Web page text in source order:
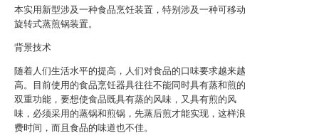
本实用新型涉及一种食品烹饪装置，特别涉及一种可移动
旋转式蒸煎锅装置。
背景技术
随着人们生活水平的提高，人们对食品的口味要求越来越
高。目前使用的食品烹饪器具往往不能同时具有蒸和煎的
双重功能，要想使食品既具有蒸的风味，又具有煎的风
味，必须采用的蒸锅和煎锅，先蒸后煎才能实现，这样浪
费时间，而且食品的味道也不佳。